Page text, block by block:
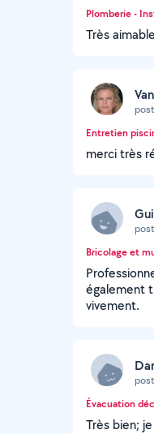
Plomberie -
Très
Entretien
merci très
Bricolage et
également
vivement.
Évacuation
Très bien;